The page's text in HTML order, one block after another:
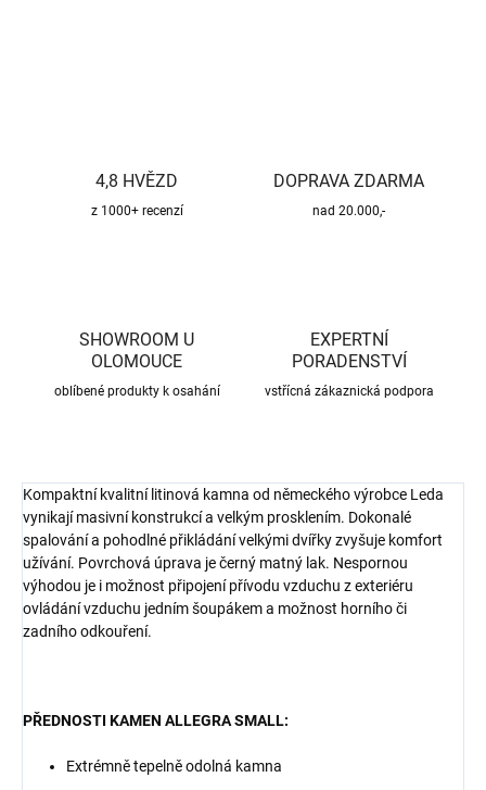
4,8 HVĚZD
z 1000+ recenzí
DOPRAVA ZDARMA
nad 20.000,-
SHOWROOM U
OLOMOUCE
oblíbené produkty k osahání
EXPERTNÍ
PORADENSTVÍ
vstřícná zákaznická podpora
Kompaktní kvalitní litinová kamna od německého výrobce Leda
vynikají masivní konstrukcí a velkým prosklením. Dokonalé
spalování a pohodlné přikládání velkými dvířky zvyšuje komfort
užívání. Povrchová úprava je černý matný lak. Nespornou
výhodou je i možnost připojení přívodu vzduchu z exteriéru
ovládání vzduchu jedním šoupákem a možnost horního či
zadního odkouření.
PŘEDNOSTI KAMEN ALLEGRA SMALL:
Extrémně tepelně odolná kamna